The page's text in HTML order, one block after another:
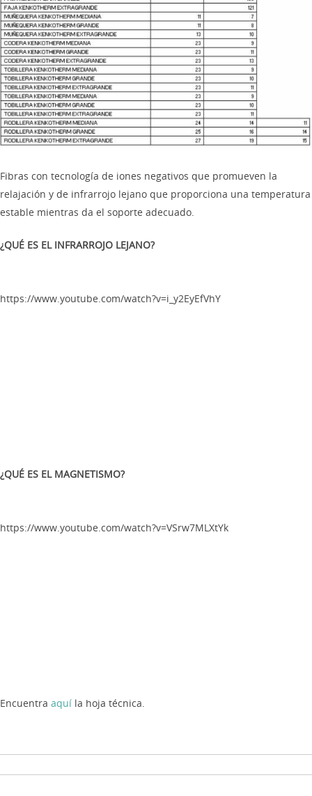
Fibras con tecnología de iones negativos que promueven la
relajación y de infrarrojo lejano que proporciona una temperatura
estable mientras da el soporte adecuado.
¿QUÉ ES EL INFRARROJO LEJANO?
https://www.youtube.com/watch?v=i_y2EyEfVhY
¿QUÉ ES EL MAGNETISMO?
https://www.youtube.com/watch?v=VSrw7MLXtYk
Encuentra aquí la hoja técnica.